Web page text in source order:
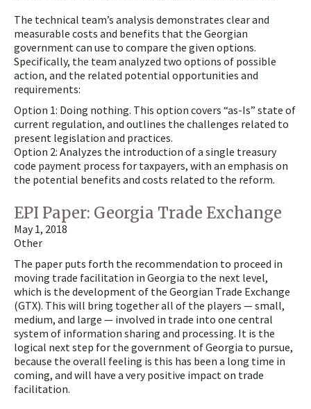
The technical team’s analysis demonstrates clear and
measurable costs and benefits that the Georgian
government can use to compare the given options.
Specifically, the team analyzed two options of possible
action, and the related potential opportunities and
requirements:
Option 1: Doing nothing. This option covers “as-Is” state of
current regulation, and outlines the challenges related to
present legislation and practices.
Option 2: Analyzes the introduction of a single treasury
code payment process for taxpayers, with an emphasis on
the potential benefits and costs related to the reform.
EPI Paper: Georgia Trade Exchange
May 1, 2018
Other
The paper puts forth the recommendation to proceed in
moving trade facilitation in Georgia to the next level,
which is the development of the Georgian Trade Exchange
(GTX). This will bring together all of the players — small,
medium, and large — involved in trade into one central
system of information sharing and processing. It is the
logical next step for the government of Georgia to pursue,
because the overall feeling is this has been a long time in
coming, and will have a very positive impact on trade
facilitation.